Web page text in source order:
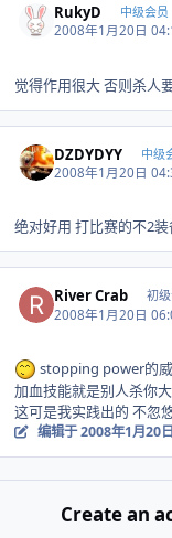
RukyD 中级会员
2008年1月20日
觉得作用很大 否则杀人
DZDYDYY 中级
2008年1月20日
绝对好用 打比赛的不2装
River Crab 初
2008年1月20日
stopping power的
加血技能就是别人杀你
这可是我实践出的 不忽
编辑于2008年1月20
Create an